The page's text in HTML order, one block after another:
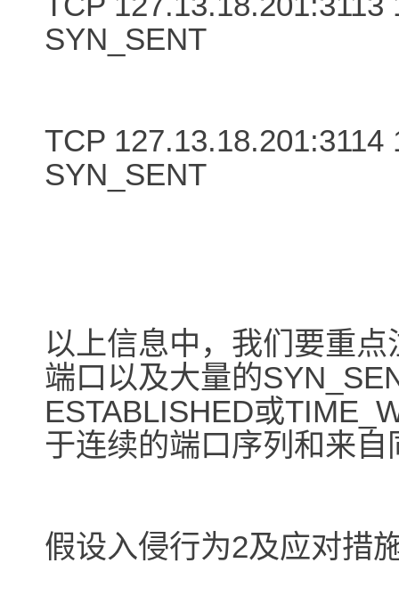
SYN_SENT
TCP 127.13.18.201:3114
SYN_SENT
以上信息中，我们要重
端口以及大量的
ESTABLISHED或
于连续的端口序列和来
假设入侵行为2及应对措